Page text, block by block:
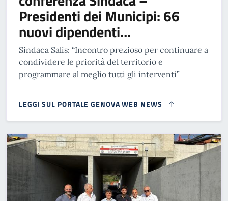
Presidenti dei Municipi: 66
nuovi dipendenti…
Sindaca Salis: “Incontro prezioso per continuare a
condividere le priorità del territorio e
programmare al meglio tutti gli interventi”
LEGGI SUL PORTALE GENOVA WEB NEWS